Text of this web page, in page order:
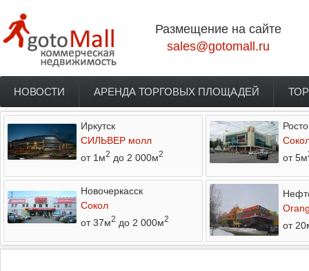
Размещение на сайте
sales@gotomall.ru
Главное меню
НОВОСТИ АРЕНДА ТОРГОВЫХ ПЛОЩАДЕЙ
Иркутск
СИЛЬВЕР молл
от 1м2 до 2 000м2
от 5м
Новочеркасск
Сокол
от 37м2 до 2 000м2
от